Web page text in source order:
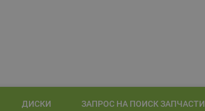
ДИСКИ ЗАПРОС НА ПОИСК ЗАПЧАСТИ